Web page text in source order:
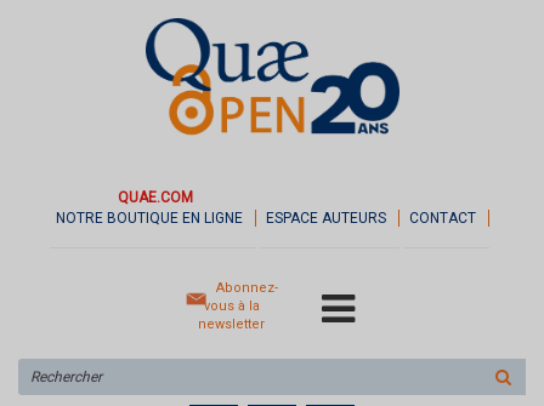
QUAE.COM
NOTRE BOUTIQUE EN LIGNE
ESPACE AUTEURS CONTACT
Abonnez-
vous à la
newsletter
sur